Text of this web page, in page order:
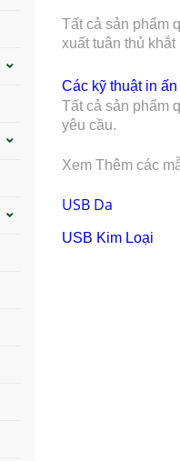
Tất cả sản phẩm
xuất tuân thủ
Các kỹ thuật in ấn
Tất cả sản phẩm
yêu cầu.
Xem Thêm các
USB Da
USB Kim Loại